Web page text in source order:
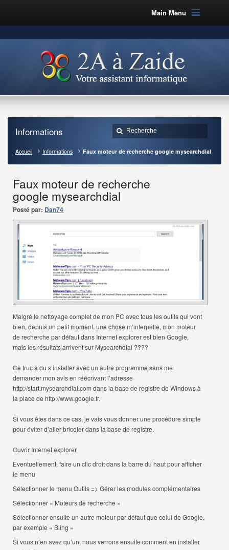
Main Menu
Informations
Accueil Informations Faux moteur de recherche google mysearchdial
Faux moteur de recherche
google mysearchdial
Posté par: Dan74
Malgré le nettoyage complet de mon PC avec tous les outils qui vont
bien, depuis un petit moment, une chose m’interpelle, mon moteur
de recherche par défaut dans Internet explorer est bien Google,
mais les résultats arrivent sur Mysearchdial ????
Ce truc a du s’installer avec un autre programme sans me
demander mon avis en réécrivant l’adresse
http://start.mysearchdial.com dans la base de registre de Windows à
la place de http://www.google.fr.
Si vous êtes dans ce cas, je vais vous donner une procédure simple
pour éviter d’aller bricoler dans la base de registre.
Ouvrir Internet explorer
Eventuellement, faire un clic droit dans la barre du haut pour afficher
le menu
Sélectionner le menu Outils => Gérer les modules complémentaires
Sélectionner « Moteurs de recherche »
Sélectionner ensuite un autre moteur par défaut que celui de Google,
par exemple « Bling »
Si vous n’en avez qu’un, nous verrons ensuite comment en installer